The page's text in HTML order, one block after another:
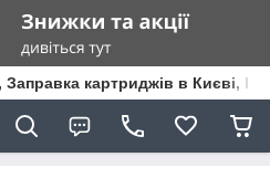
Заправка картриджів в Києві,